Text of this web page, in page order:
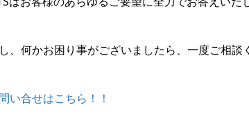
、何かお困り事がございましたら、一度ご相談
い合せはこちら！！